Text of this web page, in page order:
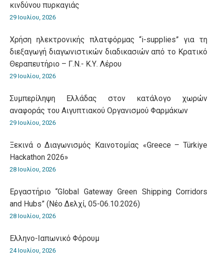
κινδύνου πυρκαγιάς
29 Ιουλίου, 2026
Χρήση ηλεκτρονικής πλατφόρμας “i-supplies” για τη
διεξαγωγή διαγωνιστικών διαδικασιών από το Κρατικό
Θεραπευτήριο – Γ.Ν.- Κ.Υ. Λέρου
29 Ιουλίου, 2026
Συμπερίληψη Ελλάδας στον κατάλογο χωρών
αναφοράς του Αιγυπτιακού Οργανισμού Φαρμάκων
29 Ιουλίου, 2026
Ξεκινά ο Διαγωνισμός Καινοτομίας «Greece – Türkiye
Hackathon 2026»
28 Ιουλίου, 2026
Εργαστήριο “Global Gateway Green Shipping Corridors
and Hubs” (Νέο Δελχί, 05-06.10.2026)
28 Ιουλίου, 2026
Ελληνο-Iαπωνικό Φόρουμ
24 Ιουλίου, 2026